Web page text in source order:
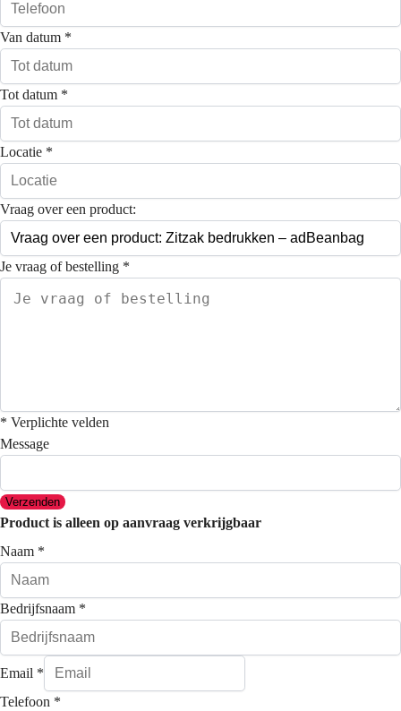
Van datum *
Tot datum *
Locatie *
Vraag over een product:
Je vraag of bestelling *
* Verplichte velden
Message
Verzenden
Product is alleen op aanvraag verkrijgbaar
Naam *
Bedrijfsnaam *
Email *
Telefoon *